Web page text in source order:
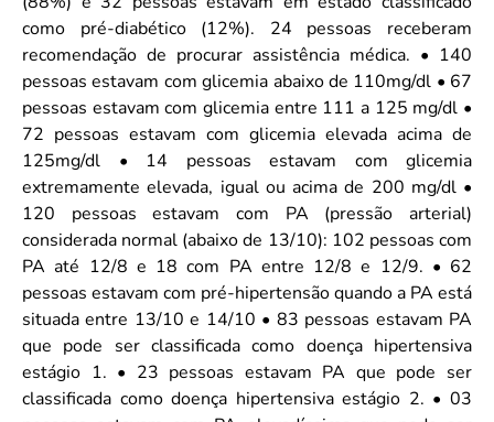
como pré-diabético (12%). 24 pessoas receberam
recomendação de procurar assistência médica. • 140
pessoas estavam com glicemia abaixo de 110mg/dl • 67
pessoas estavam com glicemia entre 111 a 125 mg/dl •
72 pessoas estavam com glicemia elevada acima de
125mg/dl • 14 pessoas estavam com glicemia
extremamente elevada, igual ou acima de 200 mg/dl •
120 pessoas estavam com PA (pressão arterial)
considerada normal (abaixo de 13/10): 102 pessoas com
PA até 12/8 e 18 com PA entre 12/8 e 12/9. • 62
pessoas estavam com pré-hipertensão quando a PA está
situada entre 13/10 e 14/10 • 83 pessoas estavam PA
que pode ser classificada como doença hipertensiva
estágio 1. • 23 pessoas estavam PA que pode ser
classificada como doença hipertensiva estágio 2. • 03